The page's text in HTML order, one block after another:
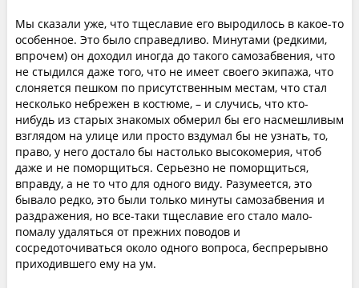
Мы сказали уже, что тщеславие его выродилось в какое-то
особенное. Это было справедливо. Минутами (редкими,
впрочем) он доходил иногда до такого самозабвения, что
не стыдился даже того, что не имеет своего экипажа, что
слоняется пешком по присутственным местам, что стал
несколько небрежен в костюме, – и случись, что кто-
нибудь из старых знакомых обмерил бы его насмешливым
взглядом на улице или просто вздумал бы не узнать, то,
право, у него достало бы настолько высокомерия, чтоб
даже и не поморщиться. Серьезно не поморщиться,
вправду, а не то что для одного виду. Разумеется, это
бывало редко, это были только минуты самозабвения и
раздражения, но все-таки тщеславие его стало мало-
помалу удаляться от прежних поводов и
сосредоточиваться около одного вопроса, беспрерывно
приходившего ему на ум.